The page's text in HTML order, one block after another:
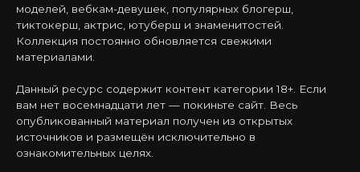
моделей, вебкам-девушек, популярных блогерш,
тиктокерш, актрис, ютуберш и знаменитостей.
Коллекция постоянно обновляется свежими
материалами.
Данный ресурс содержит контент категории 18+. Если
вам нет восемнадцати лет — покиньте сайт. Весь
опубликованный материал получен из открытых
источников и размещён исключительно в
ознакомительных целях.